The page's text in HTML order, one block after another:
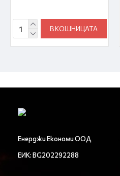
В КОШНИЦАТА
Енерджи Економи ООД
ЕИК: BG202292288